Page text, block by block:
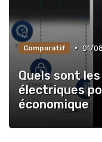
Comparatif • 01/
Quels sont
électriques
économique